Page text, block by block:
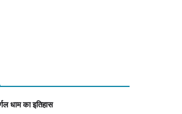
धाम का इतिहास